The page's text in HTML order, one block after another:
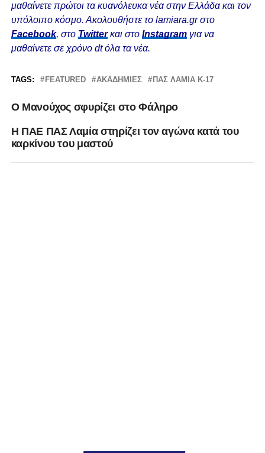
μαθαίνετε πρώτοι τα κυανόλευκα νέα στην Ελλάδα και τον
υπόλοιπο κόσμο. Ακολουθήστε το lamiara.gr στο
Facebook, στο Twitterκαι στο Instagram για να
μαθαίνετε σε χρόνο dt όλα τα νέα.
TAGS: FEATURED ΑΚΑΔΗΜΊΕΣ ΠΑΣ ΛΑΜΙΑ Κ-17
Ο Μανούχος σφυρίζει στο Φάληρο
Η ΠΑΕ ΠΑΣ Λαμία στηρίζει τον αγώνα κατά του
καρκίνου του μαστού